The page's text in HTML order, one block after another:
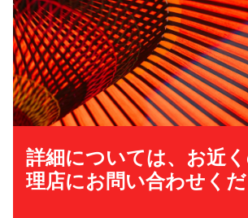
詳細については、お近
理店にお問い合わせく